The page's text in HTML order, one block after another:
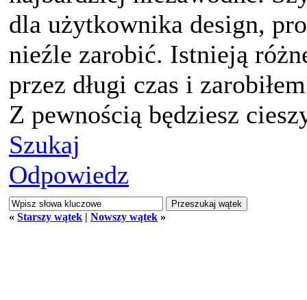
dla użytkownika design,
nieźle zarobić. Istnieją
przez długi czas i
Z pewnością będziesz
Szukaj
Odpowiedz
« Starszy wątek | Nowszy wątek »